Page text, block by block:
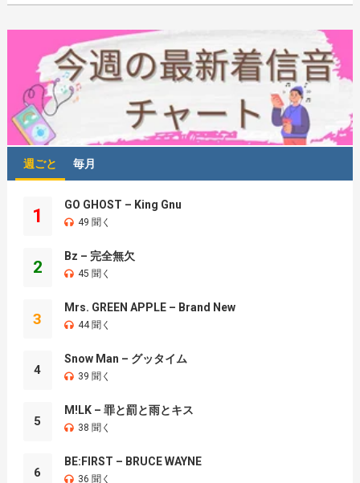
週ごと 毎月
1
GO GHOST – King Gnu
49 聞く
2
Bz – 完全無欠
45 聞く
3
Mrs. GREEN APPLE – Brand New
44 聞く
4
Snow Man – グッタイム
39 聞く
5
M!LK – 罪と罰と雨とキス
38 聞く
6
BE:FIRST – BRUCE WAYNE
36 聞く